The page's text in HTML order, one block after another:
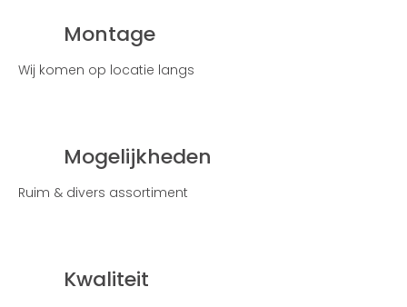
Montage
Wij komen op locatie langs
Mogelijkheden
Ruim & divers assortiment
Kwaliteit